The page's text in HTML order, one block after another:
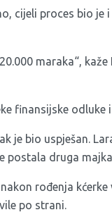
cijeli proces bio je
maraka“,
finansijske odluke
je bio uspješan.
postala druga
rođenja
po strani.